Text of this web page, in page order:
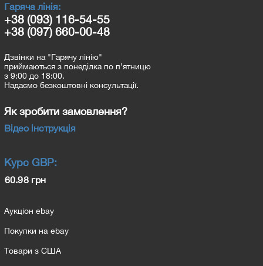
Гаряча лінія:
+38 (093) 116-54-55
+38 (097) 660-00-48
Дзвінки на "Гарячу лінію"
приймаються з понеділка по п’ятницю
з 9:00 до 18:00.
Надаємо безкоштовні консультації.
Як зробити замовлення?
Відео інструкція
Курс GBP:
60.98 грн
Аукціон ebay
Покупки на ebay
Товари з США